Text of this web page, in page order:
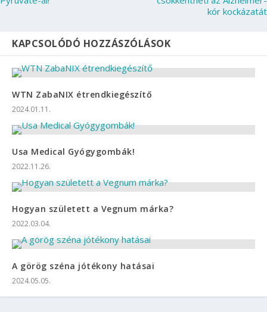
kór kockázatát
KAPCSOLÓDÓ HOZZÁSZÓLÁSOK
WTN ZabaNIX étrendkiegészítő
2024.01.11.
Usa Medical Gyógygombák!
2022.11.26.
Hogyan született a Vegnum márka?
2022.03.04.
A görög széna jótékony hatásai
2024.05.05.